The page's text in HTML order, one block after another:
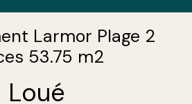
Larmor Plage 2
53.75 m2
Loué